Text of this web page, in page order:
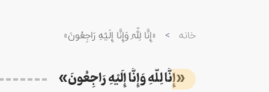
خانه > «إِنَّا لِلَّهِ وَإِنَّا إِلَيْهِ رَاجِعُونَ»
«إِنَّا لِلَّهِ وَإِنَّا إِلَيْهِ رَاجِعُونَ»